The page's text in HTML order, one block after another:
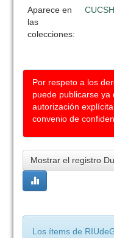
Aparece en
las
colecciones:
CUCSH
Por respeto a los
puede publicarse ya
autorización
convenio de
Mostrar el registro
Los ítems de